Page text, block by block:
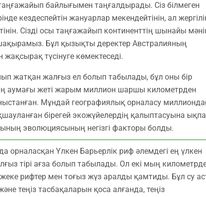
байлығымен таңғалдырады. Сіз білмеген
кездеспейтін жануарлар мекендейтінін, ал
Сізді осы таңғажайып континенттің шынайы
Бұл қызықты деректер Австралияның
түсінуге көмектеседі.
жатқан жалғыз ел болып табылады, бұл оны бір
аумағы жеті жарым миллион шаршы километрден
Мұндай географиялық орналасу
бірегей экожүйелердің қалыптасуына
эволюциясының негізгі факторы болды.
орналасқан Үлкен Барьерлік риф әлемдегі ең үлкен
тірі ағза болып табылады. Ол екі мың
рифтер мен тоғыз жүз аралды қамтиды. Бұл су
теңіз тасбақаларын қоса алғанда, теңіз